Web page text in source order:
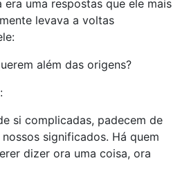
era uma respostas que ele mais
levava a voltas
além das origens?
si complicadas, padecem de
significados. Há quem
dizer ora uma coisa, ora